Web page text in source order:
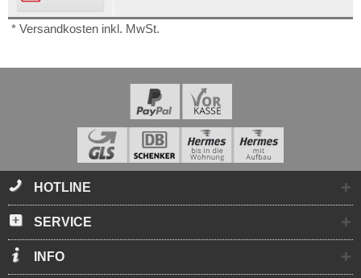
* Versandkosten inkl. MwSt.
HOTLINE
SERVICE
INFO